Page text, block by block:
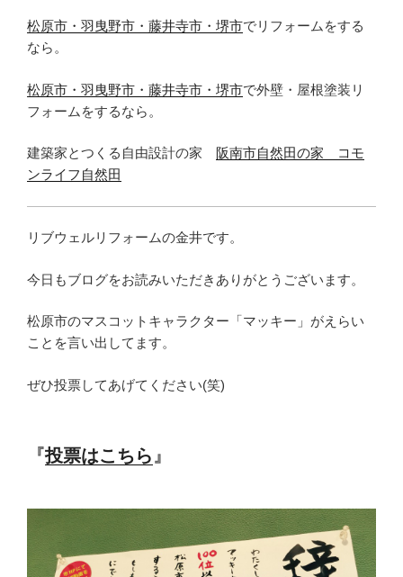
松原市・羽曳野市・藤井寺市・堺市でリフォームをする
なら。
松原市・羽曳野市・藤井寺市・堺市で外壁・屋根塗装リ
フォームをするなら。
建築家とつくる自由設計の家 阪南市自然田の家 コモ
ンライフ自然田
リブウェルリフォームの金井です。
今日もブログをお読みいただきありがとうございます。
松原市のマスコットキャラクター「マッキー」がえらい
ことを言い出してます。
ぜひ投票してあげてください(笑)
『投票はこちら 』